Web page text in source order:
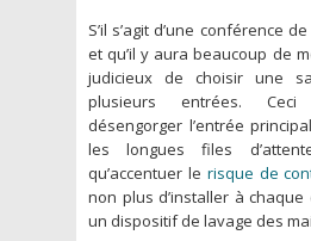
S’il s’agit d’une conférence
et qu’il y aura beaucoup de
judicieux de choisir une
plusieurs entrées.
désengorger l’entrée
les longues files
qu’accentuer le risque de
non plus d’installer à
un dispositif de lavage des